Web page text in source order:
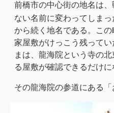
前橋市の中心街の地名は
ない名前に変わってしまっ
から続く地名である。こ
家屋敷がけっこう残って
まは、龍海院という寺の
る屋敷が確認できるだけに
その龍海院の参道にある「